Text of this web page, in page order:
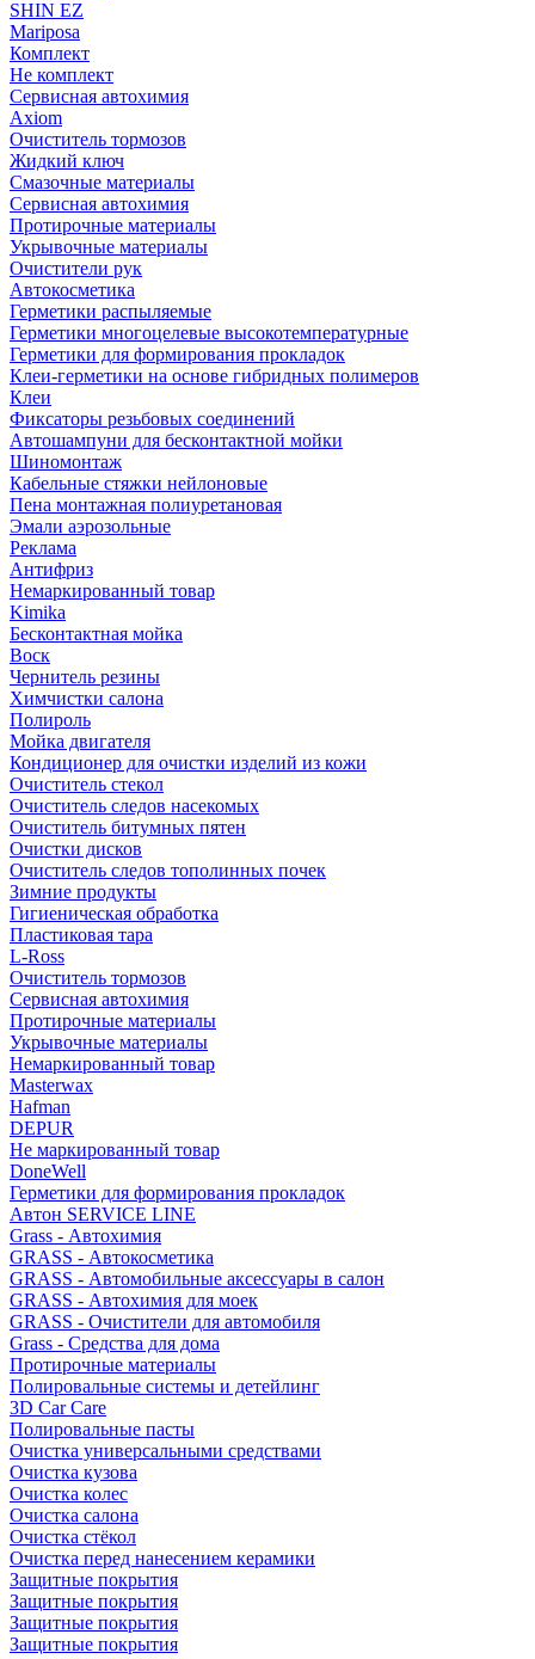
SHIN EZ
Mariposa
Комплект
Не комплект
Сервисная автохимия
Axiom
Очиститель тормозов
Жидкий ключ
Смазочные материалы
Сервисная автохимия
Протирочные материалы
Укрывочные материалы
Очистители рук
Автокосметика
Герметики распыляемые
Герметики многоцелевые высокотемпературные
Герметики для формирования прокладок
Клеи-герметики на основе гибридных полимеров
Клеи
Фиксаторы резьбовых соединений
Автошампуни для бесконтактной мойки
Шиномонтаж
Кабельные стяжки нейлоновые
Пена монтажная полиуретановая
Эмали аэрозольные
Реклама
Антифриз
Немаркированный товар
Kimika
Бесконтактная мойка
Воск
Чернитель резины
Химчистки салона
Полироль
Мойка двигателя
Кондиционер для очистки изделий из кожи
Очиститель стекол
Очиститель следов насекомых
Очиститель битумных пятен
Очистки дисков
Очиститель следов тополинных почек
Зимние продукты
Гигиеническая обработка
Пластиковая тара
L-Ross
Очиститель тормозов
Сервисная автохимия
Протирочные материалы
Укрывочные материалы
Немаркированный товар
Masterwax
Hafman
DEPUR
Не маркированный товар
DoneWell
Герметики для формирования прокладок
Автон SERVICE LINE
Grass - Автохимия
GRASS - Автокосметика
GRASS - Автомобильные аксессуары в салон
GRASS - Автохимия для моек
GRASS - Очистители для автомобиля
Grass - Средства для дома
Протирочные материалы
Полировальные системы и детейлинг
3D Car Care
Полировальные пасты
Очистка универсальными средствами
Очистка кузова
Очистка колес
Очистка салона
Очистка стёкол
Очистка перед нанесением керамики
Защитные покрытия
Защитные покрытия
Защитные покрытия
Защитные покрытия